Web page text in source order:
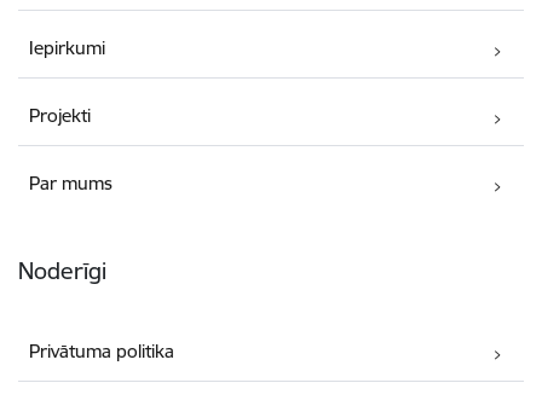
Iepirkumi
Projekti
Par mums
Noderīgi
Privātuma politika